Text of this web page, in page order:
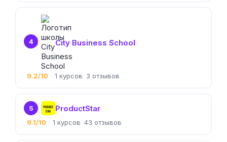
4 City Business School
9.2/10 1 3
5 ProductStar
9.1/10 1 43